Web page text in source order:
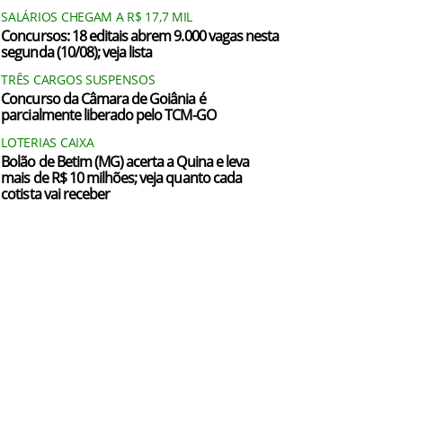
SALÁRIOS CHEGAM A R$ 17,7 MIL
Concursos: 18 editais abrem 9.000 vagas nesta
segunda (10/08); veja lista
TRÊS CARGOS SUSPENSOS
Concurso da Câmara de Goiânia é
parcialmente liberado pelo TCM-GO
LOTERIAS CAIXA
Bolão de Betim (MG) acerta a Quina e leva
mais de R$ 10 milhões; veja quanto cada
cotista vai receber